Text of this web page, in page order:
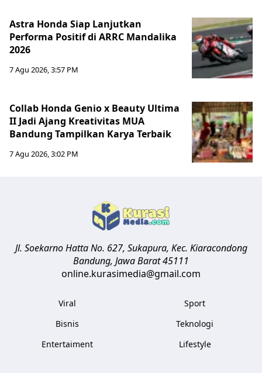
Astra Honda Siap Lanjutkan
Performa Positif di ARRC Mandalika
2026
7 Agu 2026, 3:57 PM
Collab Honda Genio x Beauty Ultima
II Jadi Ajang Kreativitas MUA
Bandung Tampilkan Karya Terbaik
7 Agu 2026, 3:02 PM
Jl. Soekarno Hatta No. 627, Sukapura, Kec. Kiaracondong
Bandung, Jawa Barat45111
online.kurasimedia@gmail.com
Viral
Bisnis
Entertaiment
Sport
Teknologi
Lifestyle